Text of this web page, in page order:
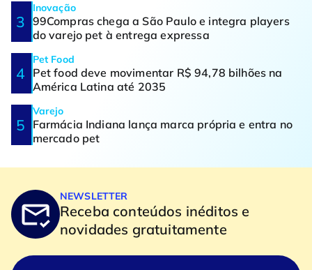
Inovação
99Compras chega a São Paulo e integra players
do varejo pet à entrega expressa
Pet Food
Pet food deve movimentar R$ 94,78 bilhões na
América Latina até 2035
Varejo
Farmácia Indiana lança marca própria e entra no
mercado pet
NEWSLETTER
Receba conteúdos inéditos e
novidades gratuitamente